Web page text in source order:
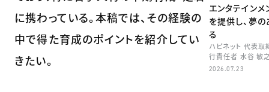
に携わっている。本稿では、その経験の
中で得た育成のポイントを紹介してい
きたい。
エンタテイン
を提供し、夢
る
ハピネット 代表
行責任者 水谷 敏
2026.07.23